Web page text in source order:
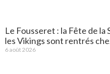
Le Fousseret : la Fête de
les Vikings sont rentrés
6 août 2026